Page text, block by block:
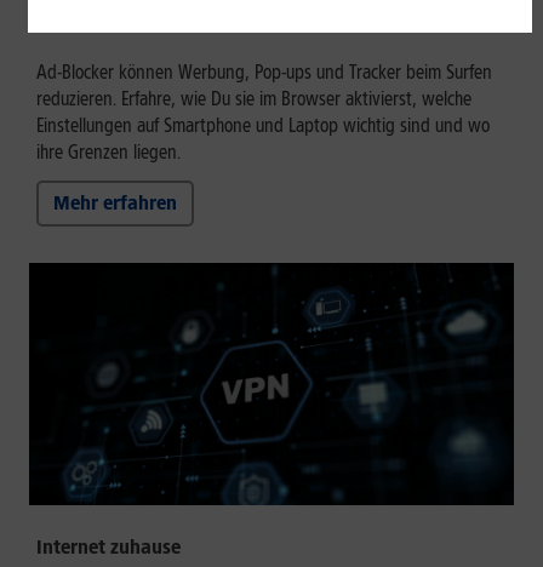
Ad-Blocker können Werbung, Pop-ups und Tracker beim Surfen
reduzieren. Erfahre, wie Du sie im Browser aktivierst, welche
Einstellungen auf Smartphone und Laptop wichtig sind und wo
ihre Grenzen liegen.
Mehr erfahren
Internet zuhause